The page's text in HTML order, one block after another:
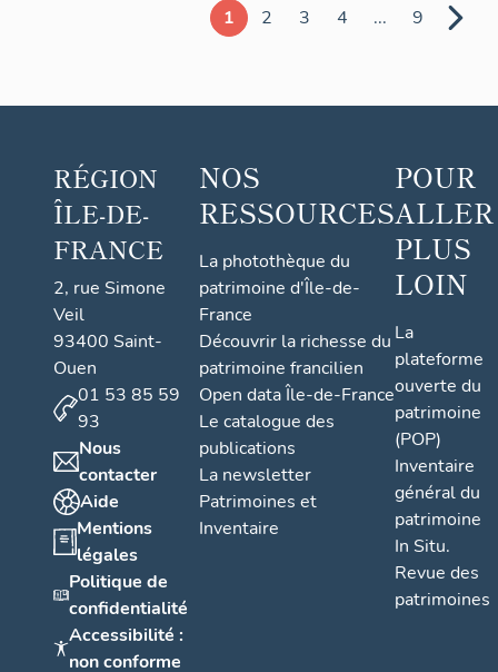
1 2 3 4 ... 9
RÉGION
ÎLE-DE-
FRANCE
2, rue Simone
Veil
93400 Saint-
Ouen
01 53 85 59
93
Nous
contacter
Aide
Mentions
légales
Politique de
confidentialité
Accessibilité :
non conforme
NOS
RESSOURCES
La photothèque du
patrimoine d'Île-de-
France
Découvrir la richesse du
patrimoine francilien
Open data Île-de-France
Le catalogue des
publications
La newsletter
Patrimoines et
Inventaire
POUR
ALLER
PLUS
LOIN
La
plateforme
ouverte du
patrimoine
(POP)
Inventaire
général du
patrimoine
In Situ.
Revue des
patrimoines